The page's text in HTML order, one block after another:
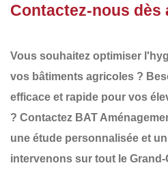
Contactez-nous dès
Vous souhaitez optimiser l'
vos bâtiments agricoles ?
efficace et rapide pour vos
? Contactez BAT
une étude personnalisée et un
intervenons sur tout le Grand-